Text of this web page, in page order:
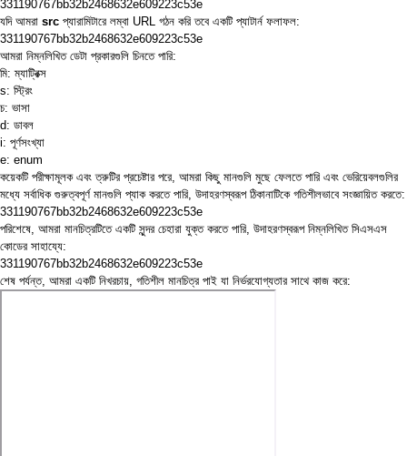
331190767bb32b2468632e609223c53e
যদি আমরা src প্যারামিটারে লম্বা URL গঠন করি তবে একটি প্যাটার্ন ফলাফল:
331190767bb32b2468632e609223c53e
আমরা নিম্নলিখিত ডেটা প্রকারগুলি চিনতে পারি:
মি: ম্যাট্রিক্স
s: স্ট্রিং
চ: ভাসা
d: ডাবল
i: পূর্ণসংখ্যা
e: enum
কয়েকটি পরীক্ষামূলক এবং ত্রুটির প্রচেষ্টার পরে, আমরা কিছু মানগুলি মুছে ফেলতে পারি এবং ভেরিয়েবলগুলির
মধ্যে সর্বাধিক গুরুত্বপূর্ণ মানগুলি প্যাক করতে পারি, উদাহরণস্বরূপ ঠিকানাটিকে গতিশীলভাবে সংজ্ঞায়িত করতে:
331190767bb32b2468632e609223c53e
পরিশেষে, আমরা মানচিত্রটিতে একটি সুন্দর চেহারা যুক্ত করতে পারি, উদাহরণস্বরূপ নিম্নলিখিত সিএসএস
কোডের সাহায্যে:
331190767bb32b2468632e609223c53e
শেষ পর্যন্ত, আমরা একটি নিখরচায়, গতিশীল মানচিত্র পাই যা নির্ভরযোগ্যতার সাথে কাজ করে: